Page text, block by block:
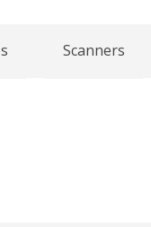
Scanners